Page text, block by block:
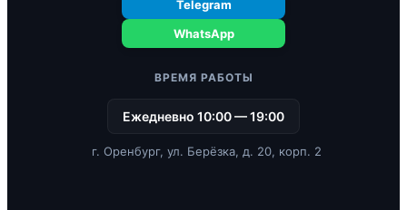
Telegram
WhatsApp
ВРЕМЯ РАБОТЫ
Ежедневно 10:00 — 19:00
г. Оренбург, ул. Берёзка, д. 20, корп. 2